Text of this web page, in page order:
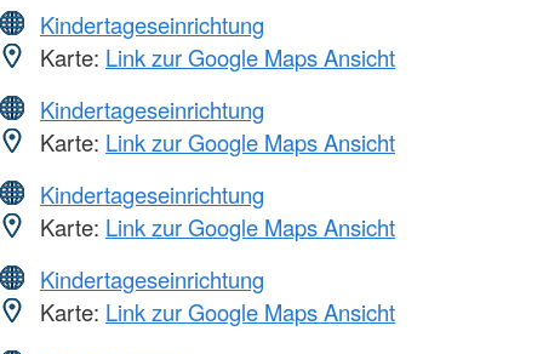
Kindertageseinrichtung
Karte: Link zur Google Maps Ansicht
Kindertageseinrichtung
Karte: Link zur Google Maps Ansicht
Kindertageseinrichtung
Karte: Link zur Google Maps Ansicht
Kindertageseinrichtung
Karte: Link zur Google Maps Ansicht